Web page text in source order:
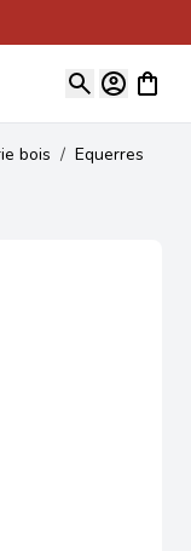
Voir
bois / Equerres